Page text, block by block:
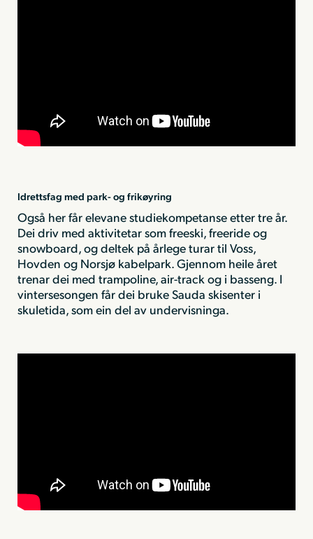
Idrettsfag med park- og frikøyring
Også her får elevane studiekompetanse etter tre år.
Dei driv med aktivitetar som freeski, freeride og
snowboard, og deltek på årlege turar til Voss,
Hovden og Norsjø kabelpark. Gjennom heile året
trenar dei med trampoline, air-track og i basseng. I
vintersesongen får dei bruke Sauda skisenter i
skuletida, som ein del av undervisninga.